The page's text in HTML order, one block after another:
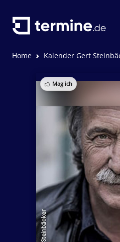
Home Kalender Gert
Mag ich